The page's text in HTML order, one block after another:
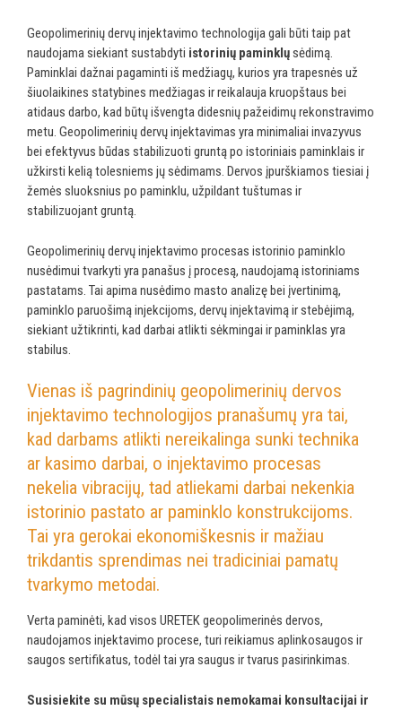
Geopolimerinių dervų injektavimo technologija gali būti taip pat
naudojama siekiant sustabdyti istorinių paminklųsėdimą.
Paminklai dažnai pagaminti iš medžiagų, kurios yra trapesnės už
šiuolaikines statybines medžiagas ir reikalauja kruopštaus bei
atidaus darbo, kad būtų išvengta didesnių pažeidimų rekonstravimo
metu. Geopolimerinių dervų injektavimas yra minimaliai invazyvus
bei efektyvus būdas stabilizuoti gruntą po istoriniais paminklais ir
užkirsti kelią tolesniems jų sėdimams. Dervos įpurškiamos tiesiai į
žemės sluoksnius po paminklu, užpildant tuštumas ir
stabilizuojant gruntą.
Geopolimerinių dervų injektavimo procesas istorinio paminklo
nusėdimui tvarkyti yra panašus į procesą, naudojamą istoriniams
pastatams. Tai apima nusėdimo masto analizę bei įvertinimą,
paminklo paruošimą injekcijoms, dervų injektavimą ir stebėjimą,
siekiant užtikrinti, kad darbai atlikti sėkmingai ir paminklas yra
stabilus.
Vienas iš pagrindinių geopolimerinių dervos
injektavimo technologijos pranašumų yra tai,
kad darbams atlikti nereikalinga sunki technika
ar kasimo darbai, o injektavimo procesas
nekelia vibracijų, tad atliekami darbai nekenkia
istorinio pastato ar paminklo konstrukcijoms.
Tai yra gerokai ekonomiškesnis ir mažiau
trikdantis sprendimas nei tradiciniai pamatų
tvarkymo metodai.
Verta paminėti, kad visos URETEK geopolimerinės dervos,
naudojamos injektavimo procese, turi reikiamus aplinkosaugos ir
saugos sertifikatus, todėl tai yra saugus ir tvarus pasirinkimas.
Susisiekite su mūsų specialistais nemokamai konsultacijai ir